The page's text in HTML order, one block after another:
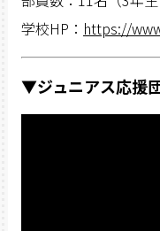
学校HP： https://
▼ジュニアス応援